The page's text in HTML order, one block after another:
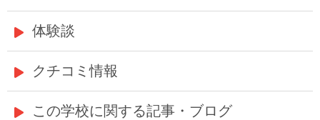
体験談
クチコミ情報
この学校に関する記事・ブログ